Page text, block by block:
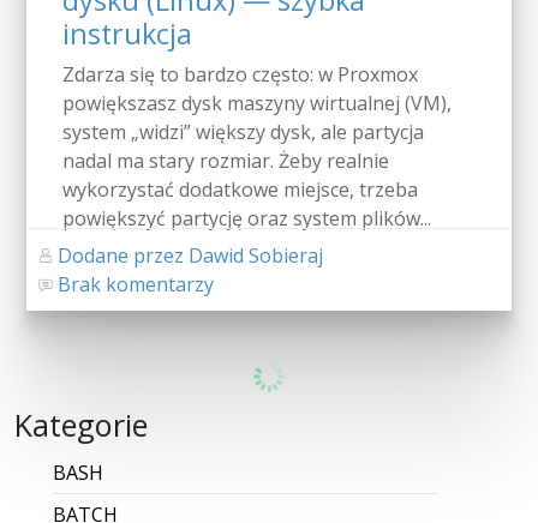
instrukcja
Zdarza się to bardzo często: w Proxmox
powiększasz dysk maszyny wirtualnej (VM),
system „widzi” większy dysk, ale partycja
nadal ma stary rozmiar. Żeby realnie
wykorzystać dodatkowe miejsce, trzeba
powiększyć partycję oraz system plików...
Dodane przez Dawid Sobieraj
Brak komentarzy
CZYTAJ WIĘCEJ